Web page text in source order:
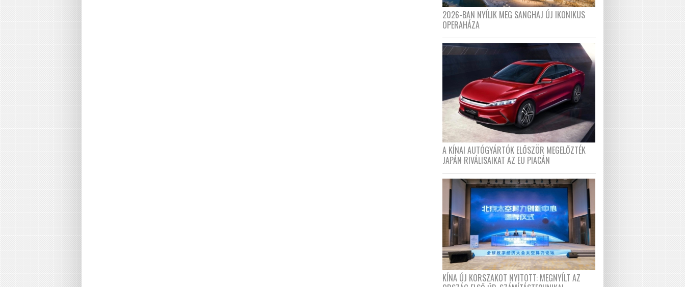
2026-BAN NYÍLIK MEG SANGHAJ ÚJ IKONIKUS
OPERAHÁZA
A KÍNAI AUTÓGYÁRTÓK ELŐSZÖR MEGELŐZTÉK
JAPÁN RIVÁLISAIKAT AZ EU PIACÁN
KÍNA ÚJ KORSZAKOT NYITOTT: MEGNYÍLT AZ